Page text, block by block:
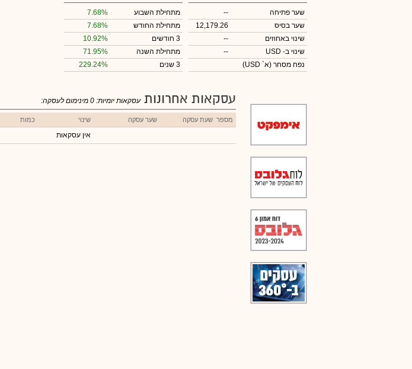
שער פתיחה
--
שער בסיס
12,179.26
שינוי באחוזים
--
שינוי ב- USD
--
נפח מסחר (א` USD)
מתחילת השבוע
7.68%
מתחילת החודש
7.68%
3 חודשים
10.92%
מתחילת השנה
71.95%
3 שנים
229.24%
עסקאות אחרונות עסקאות יומיות: 0 מינימום לעסקה:
מספר שעת עסקה שער עסקה שינוי כמות
אין עסקאות